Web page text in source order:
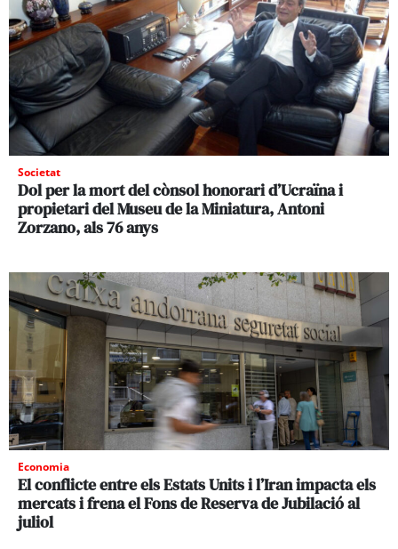
Societat
Dol per la mort del cònsol honorari d’Ucraïna i
propietari del Museu de la Miniatura, Antoni
Zorzano, als 76 anys
Economia
El conflicte entre els Estats Units i l’Iran impacta els
mercats i frena el Fons de Reserva de Jubilació al
juliol